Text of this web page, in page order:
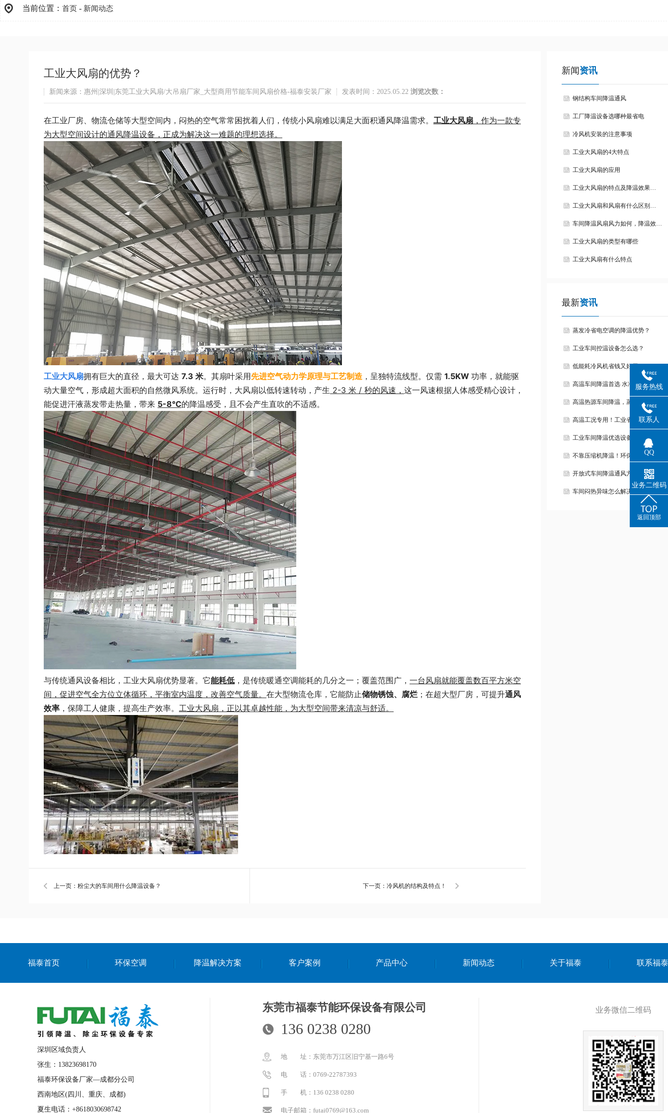
当前位置： 首页 - 新闻动态
工业大风扇的优势？
新闻来源：惠州|深圳|东莞工业大风扇/大吊扇厂家_大型商用节能车间风扇价格-福泰安装厂家 发表时间：2025.05.22 浏览次数：
在工业厂房、物流仓储等大型空间内，闷热的空气常常困扰着人们，传统小风扇难以满足大面积通风降温需求。 工业大风扇 ，作为一款专
为大型空间设计的通风降温设备，正成为解决这一难题的理想选择。
工业大风扇拥有巨大的直径，最大可达 7.3 米。其扇叶采用先进空气动力学原理与工艺制造 ，呈独特流线型。仅需 1.5KW 功率，就能驱
动大量空气，形成超大面积的自然微风系统。运行时，大风扇以低转速转动，产生 2-3 米 / 秒的风速， 这一风速根据人体感受精心设计，
能促进汗液蒸发带走热量，带来 5-8℃的降温感受，且不会产生直吹的不适感。
与传统通风设备相比，工业大风扇优势显著。它能耗低 ，是传统暖通空调能耗的几分之一；覆盖范围广， 一台风扇就能覆盖数百平方米空
间，促进空气全方位立体循环，平衡室内温度，改善空气质量。 在大型物流仓库，它能防止储物锈蚀、腐烂 ；在超大型厂房，可提升通风
效率 ，保障工人健康，提高生产效率。 工业大风扇，正以其卓越性能，为大型空间带来清凉与舒适。
上一页：粉尘大的车间用什么降温设备？ 下一页：冷风机的结构及特点！
新闻 资讯
钢结构车间降温通风
工厂降温设备选哪种最省电
冷风机安装的注意事项
工业大风扇的4大特点
工业大风扇的应用
工业大风扇的特点及降温效果…
工业大风扇和风扇有什么区别…
车间降温风扇风力如何，降温效…
工业大风扇的类型有哪些
工业大风扇有什么特点
最新资讯
蒸发冷省电空调的降温优势？
工业车间控温设备怎么选？
低能耗冷风机省钱又好用。
高温车间降温首选 水冷空调节…
高温热源车间降温，蒸发冷空调…
高温工况专用！工业省电空调适…
工业车间降温优选设备！
不靠压缩机降温！环保空调让工…
开放式车间降温通风方案！
车间闷热异味怎么解决？
福泰首页 环保空调 降温解决方案 客户案例 产品中心 新闻动态 关于福泰 联系福泰
深圳区域负责人
张生：13823698170
福泰环保设备厂家—成都分公司
西南地区(四川、重庆、成都)
夏生电话：+8618030698742
东莞市福泰节能环保设备有限公司
136 0238 0280
地 址：东莞市万江区旧宁基一路6号
电 话：0769-22787393
手 机：136 0238 0280
电子邮箱：futai0769@163.com
业务微信二维码
服务热线
联系人
QQ
业务二维码
返回顶部